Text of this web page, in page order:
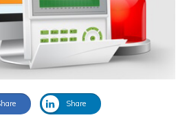
Share